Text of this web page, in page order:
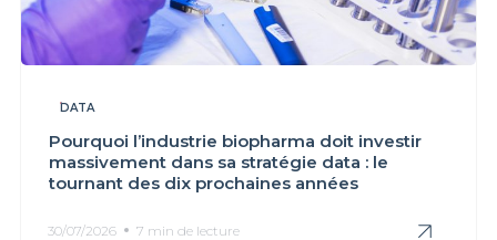
DATA
Pourquoi l’industrie biopharma doit investir
massivement dans sa stratégie data : le
tournant des dix prochaines années
30/07/2026 7 min de lecture